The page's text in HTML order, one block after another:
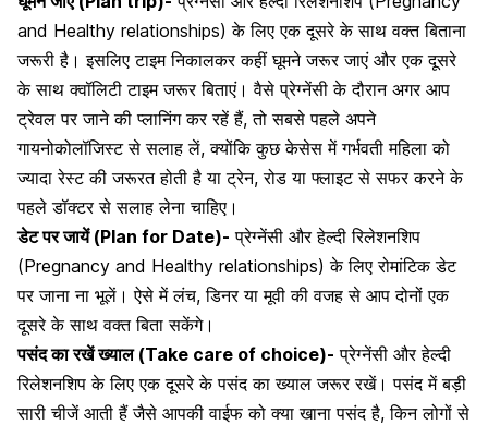
and Healthy relationships) के लिए एक दूसरे के साथ वक्त बिताना
जरूरी है। इसलिए टाइम निकालकर कहीं घूमने जरूर जाएं और एक दूसरे
के साथ क्वॉलिटी टाइम जरूर बिताएं। वैसेप्रेग्नेंसी के दौरान अगर आप
ट्रेवल पर जाने की प्लानिंग कर रहें हैं, तो सबसे पहले अपने
गायनोकोलॉजिस्ट से सलाह लें, क्योंकि कुछ केसेस में गर्भवती महिला को
ज्यादा रेस्ट की जरूरत होती है या ट्रेन, रोड या फ्लाइट से सफर करने के
पहले डॉक्टर से सलाह लेना चाहिए।
डेट पर जायें (Plan for Date)- प्रेग्नेंसी और हेल्दी रिलेशनशिप
(Pregnancy and Healthy relationships) के लिए रोमांटिक डेट
पर जाना ना भूलें। ऐसे में लंच, डिनर या मूवी की वजह से आप दोनों एक
दूसरे के साथ वक्त बिता सकेंगे।
पसंद का रखें ख्याल (Take care of choice)- प्रेग्नेंसी और हेल्दी
रिलेशनशिप के लिए एक दूसरे के पसंद का ख्याल जरूर रखें। पसंद में बड़ी
सारी चीजें आती हैं जैसे आपकी वाईफ को क्या खाना पसंद है, किन लोगों से